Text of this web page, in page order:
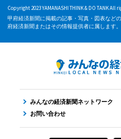
Copyright 2023 YAMANASHI THINK & DO TANK All
甲府経済新聞に掲載の記事・写真・図表など
府経済新聞またはその情報提供者に属します。
みんなの経済新聞ネットワーク
お問い合わせ